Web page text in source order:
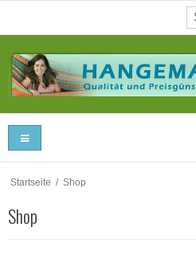
Startseite / Shop
Shop